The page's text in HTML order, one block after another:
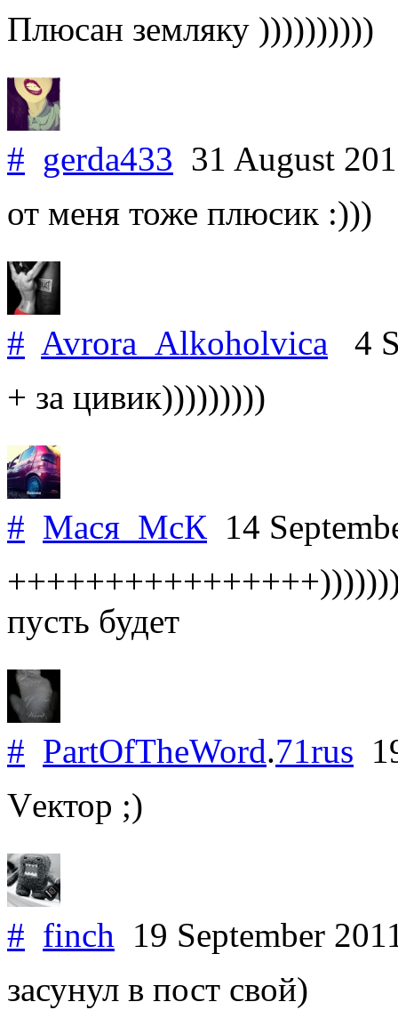
Плюсан земляку ))))))))))
# gerda433 31 August
от меня тоже плюсик :)))
# Avrora_Alkoholvica 4
+ за цивик)))))))))
# Мася_МсК 14
пусть будет
# PartOfTheWord.71rus
Vектор ;)
# finch 19 September
засунул в пост свой)